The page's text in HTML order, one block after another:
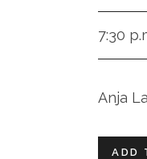
7:30
Anja
ADD